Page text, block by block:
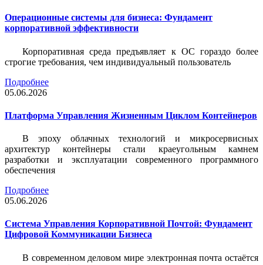
Операционные системы для бизнеса: Фундамент
корпоративной эффективности
Корпоративная среда предъявляет к ОС гораздо более
строгие требования, чем индивидуальный пользователь
Подробнее
05.06.2026
Платформа Управления Жизненным Циклом Контейнеров
В эпоху облачных технологий и микросервисных
архитектур контейнеры стали краеугольным камнем
разработки и эксплуатации современного программного
обеспечения
Подробнее
05.06.2026
Система Управления Корпоративной Почтой: Фундамент
Цифровой Коммуникации Бизнеса
В современном деловом мире электронная почта остаётся